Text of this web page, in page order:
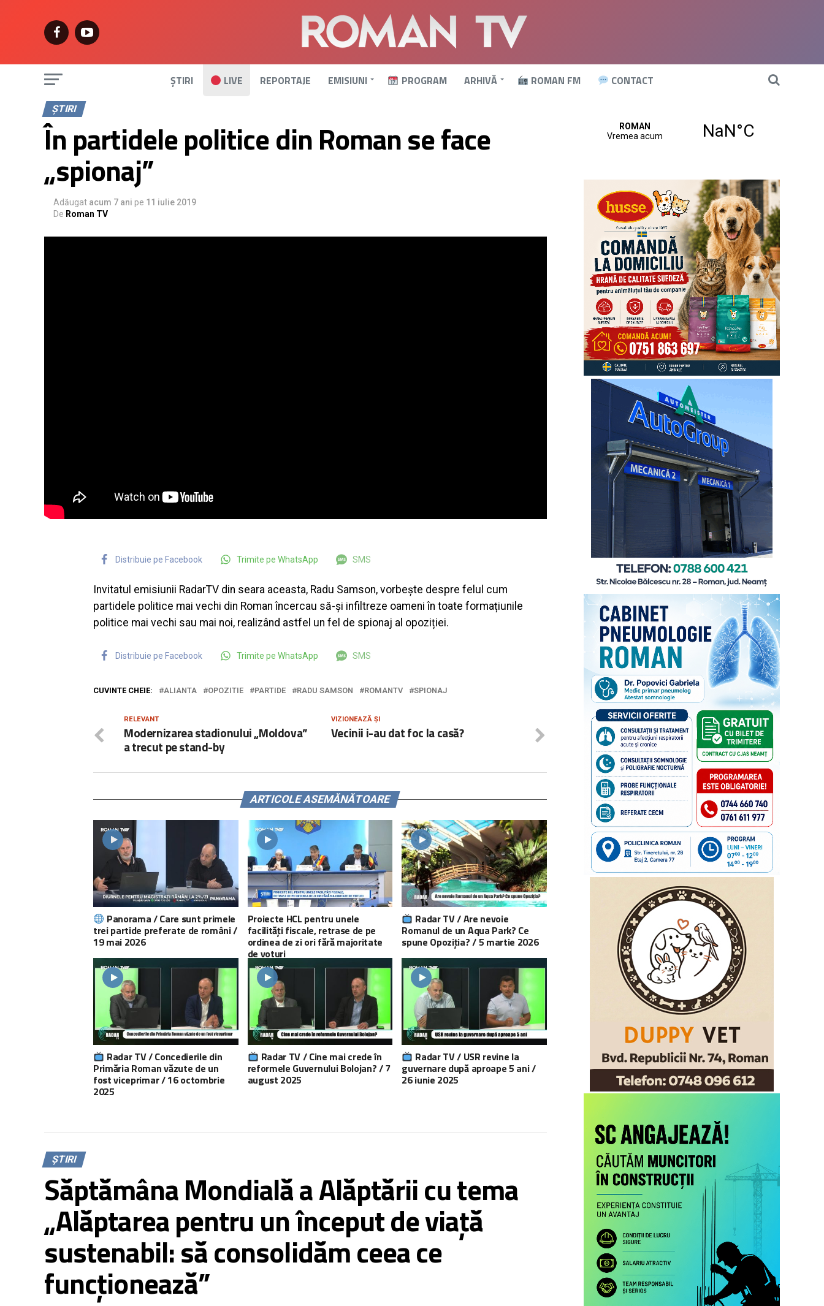
ȘTIRI LIVE REPORTAJE EMISIUNI PROGRAM ARHIVĂ ROMAN FM CONTACT
ȘTIRI
În partidele politice din Roman se face
„spionaj”
Adăugat acum 7 ani pe 11 iulie 2019
De Roman TV
Distribuie pe Facebook Trimite pe WhatsApp SMS
Invitatul emisiunii RadarTV din seara aceasta, Radu Samson, vorbește despre felul cum
partidele politice mai vechi din Roman încercau să-și infiltreze oameni în toate formațiunile
politice mai vechi sau mai noi, realizând astfel un fel de spionaj al opoziției.
Distribuie pe Facebook Trimite pe WhatsApp SMS
CUVINTE CHEIE: ALIANTA OPOZITIE PARTIDE RADU SAMSON ROMANTV SPIONAJ
VIZIONEAZĂ ȘI
Vecinii i-au dat foc la casă?
RELEVANT
Modernizarea stadionului „Moldova”
a trecut pe stand-by
ARTICOLE ASEMĂNĂTOARE
Panorama / Care sunt primele
trei partide preferate de români /
19 mai 2026
Proiecte HCL pentru unele
facilități fiscale, retrase de pe
ordinea de zi ori fără majoritate
de voturi
Radar TV / Are nevoie
Romanul de un Aqua Park? Ce
spune Opoziția? / 5 martie 2026
Radar TV / Concedierile din
Primăria Roman văzute de un
fost viceprimar / 16 octombrie
2025
Radar TV / Cine mai crede în
reformele Guvernului Bolojan? / 7
august 2025
Radar TV / USR revine la
guvernare după aproape 5 ani /
26 iunie 2025
ȘTIRI
Săptămâna Mondială a Alăptării cu tema
„Alăptarea pentru un început de viață
sustenabil: să consolidăm ceea ce
funcționează”